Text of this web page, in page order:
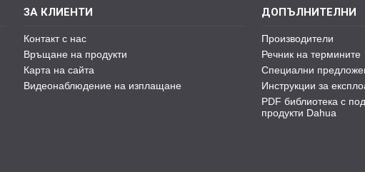
ЗА КЛИЕНТИ
Контакт с нас
Връщане на продукти
Карта на сайта
Видеонаблюдение на изплащане
ДОПЪЛНИТЕЛНИ
Производители
Речник на термините
Специални
Инструкции за
PDF библиотека с
продукти Dahua